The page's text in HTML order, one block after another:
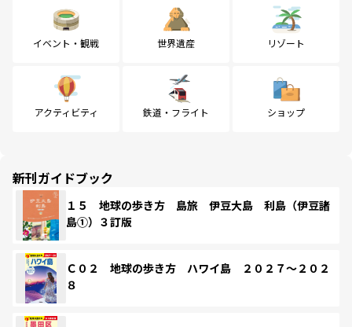
イベント・観戦 世界遺産 リゾート
アクティビティ 鉄道・フライト ショップ
新刊ガイドブック
１５ 地球の歩き方 島旅 伊豆大島 利島（伊豆諸
島①）３訂版
Ｃ０２ 地球の歩き方 ハワイ島 ２０２７～２０２
８